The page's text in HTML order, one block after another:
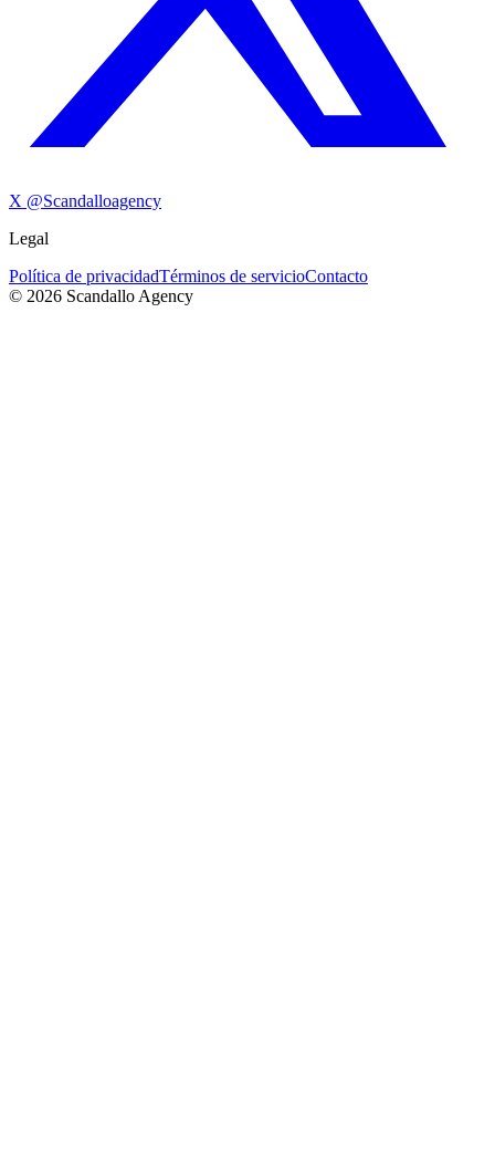
X @Scandalloagency
Legal
Política de privacidadTérminos de servicioContacto
© 2026 Scandallo Agency